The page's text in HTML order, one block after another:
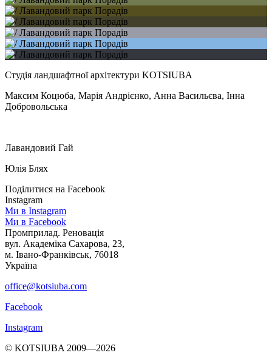
Студія ландшафтної архітектури KOTSIUBA
Максим Коцюба, Марія Андрієнко, Анна Васильєва, Інна
Добровольська
Лавандовий Гай
Юлія Блях
Поділитися на Facebook
Instagram
Ми в Instagram
Ми в Facebook
Промприлад. Реновація
вул. Академіка Сахарова, 23,
м. Івано-Франківськ, 76018
Україна
office@kotsiuba.com
Facebook
Instagram
© KOTSIUBA 2009—2026